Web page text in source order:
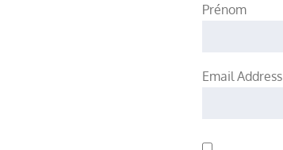
Prénom
Email Address